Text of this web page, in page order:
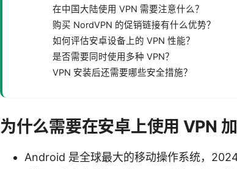
在中国大陆使用 VPN 需要注意什么？
购买 NordVPN 的促销链接有什么优势？
如何评估安卓设备上的 VPN 性能？
是否需要同时使用多种 VPN？
VPN 安装后还需要哪些安全措施？
为什么需要在安卓上使用 VPN
Android 是全球最大的移动操作系统，